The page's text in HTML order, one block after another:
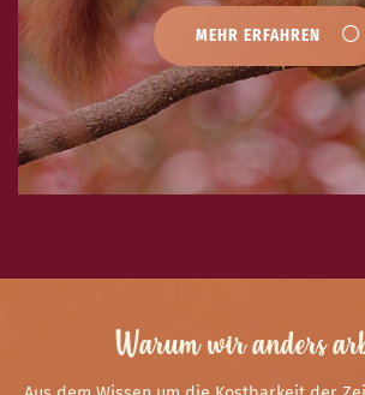
MEHR ERFAHREN
Warum wir anders